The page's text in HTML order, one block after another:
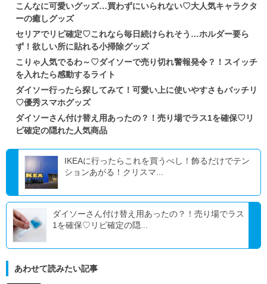
こんなに可愛いグッズ…買わずにいられない♡大人気キャラクタ
ーの癒しグッズ
セリアでリピ確定♡これなら毎日続けられそう…ホルダー要ら
ず！欲しい所に貼れる小掃除グッズ
こりゃ人気でるわ～♡ダイソーで売り切れ警報発令？！スイッチ
を入れたら感動するライト
ダイソー行ったら探してみて！可愛い上に使いやすさもバッチリ
♡優秀スマホグッズ
ダイソーさん付け替え用あったの？！売り場でラス1を確保♡リ
ピ確定の隠れた人気商品
IKEAに行ったらこれを買うべし！飾るだけでテン
ションあがる！クリスマ...
ダイソーさん付け替え用あったの？！売り場でラス
1を確保♡リピ確定の隠...
あわせて読みたい記事